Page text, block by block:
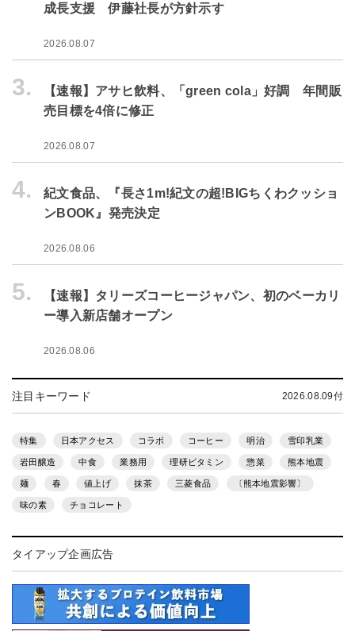
成長支援 伊藤社長が方針示す
2026.08.07
3.
【速報】アサヒ飲料、「green cola」好調 年間販
売目標を4倍に修正
2026.08.07
4.
紀文食品、『長さ1m!紀文の超!BIGちくわクッショ
ンBOOK』発売決定
2026.08.06
5.
【速報】タリーズコーヒージャパン、初のベーカリ
ー導入新店舗オープン
2026.08.06
注目キーワード 2026.08.09付
特集 日本アクセス コラボ コーヒー 明治 雪印乳業
岩田醸造 中食 業務用 理研ビタミン 惣菜 熊本地震
麺 春 値上げ 抹茶 三菱食品 〔熊本地震影響〕
味の素 チョコレート
タイアップ企画広告